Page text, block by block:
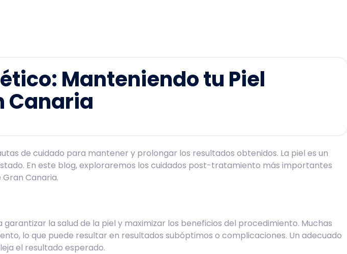
Manteniendo tu Piel
Canaria
de cuidado para mantener y prolongar los resultados obtenidos. La piel es un
En este blog, exploraremos los cuidados post-tratamiento más importantes
Canaria.
la salud de la piel y maximizar los beneficios del procedimiento. Muchas
lo que puede resultar en resultados subóptimos o complicaciones. Un adecuado
el resultado esperado.